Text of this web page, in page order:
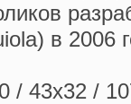
в 2006
/ 43x32 /